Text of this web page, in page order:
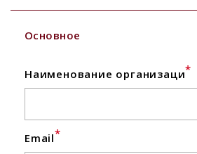
Основное
Наименование организаци*
Email*